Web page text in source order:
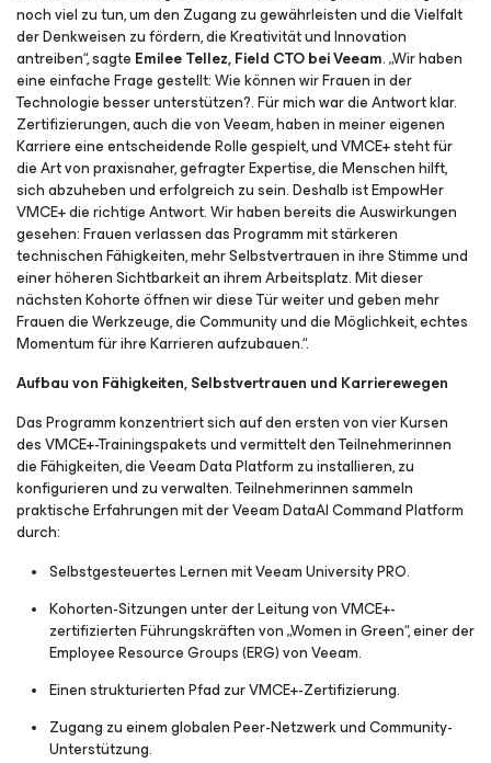
noch viel zu tun, um den Zugang zu gewährleisten und die Vielfalt
der Denkweisen zu fördern, die Kreativität und Innovation
antreiben“, sagte Emilee Tellez, Field CTO bei Veeam. „Wir haben
eine einfache Frage gestellt:Wie können wir Frauen in der
Technologie besser unterstützen?. Für mich war die Antwort klar.
Zertifizierungen, auch die von Veeam, haben in meiner eigenen
Karriere eine entscheidende Rolle gespielt, und VMCE+ steht für
die Art von praxisnaher, gefragter Expertise, die Menschen hilft,
sich abzuheben und erfolgreich zu sein. Deshalb ist EmpowHer
VMCE+ die richtige Antwort. Wir haben bereits die Auswirkungen
gesehen: Frauen verlassen das Programm mit stärkeren
technischen Fähigkeiten, mehr Selbstvertrauen in ihre Stimme und
einer höheren Sichtbarkeit an ihrem Arbeitsplatz. Mit dieser
nächsten Kohorte öffnen wir diese Tür weiter und geben mehr
Frauen die Werkzeuge, die Community und die Möglichkeit, echtes
Momentum für ihre Karrieren aufzubauen.“.
Aufbau von Fähigkeiten, Selbstvertrauen und Karrierewegen
Das Programm konzentriert sich auf den ersten von vier Kursen
des VMCE+-Trainingspakets und vermittelt den Teilnehmerinnen
die Fähigkeiten, die Veeam Data Platform zu installieren, zu
konfigurieren und zu verwalten. Teilnehmerinnen sammeln
praktische Erfahrungen mit der Veeam DataAI Command Platform
durch:
Selbstgesteuertes Lernen mit Veeam University PRO.
Kohorten-Sitzungen unter der Leitung von VMCE+-
zertifizierten Führungskräften von „Women in Green“, einer der
Employee Resource Groups (ERG) von Veeam.
Einen strukturierten Pfad zur VMCE+-Zertifizierung.
Zugang zu einem globalen Peer-Netzwerk und Community-
Unterstützung.